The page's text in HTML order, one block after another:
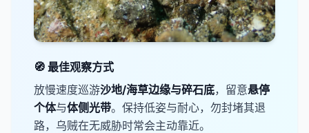
🧭 最佳观察方式
放慢速度巡游​沙地/海草边缘与碎石底，留意​​悬停
个体与​​体侧光带。保持低姿与耐心，勿封堵其退
路，乌贼在无威胁时常会主动靠近。